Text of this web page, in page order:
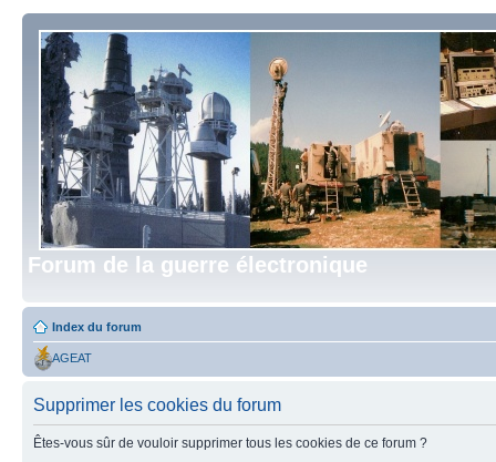
Forum de la guerre électronique
Index du forum
AGEAT
Supprimer les cookies du forum
Êtes-vous sûr de vouloir supprimer tous les cookies de ce forum ?